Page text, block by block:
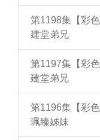
第1198集【彩
建堂弟兄
第1197集【彩
建堂弟兄
第1196集【彩
珮臻姊妹